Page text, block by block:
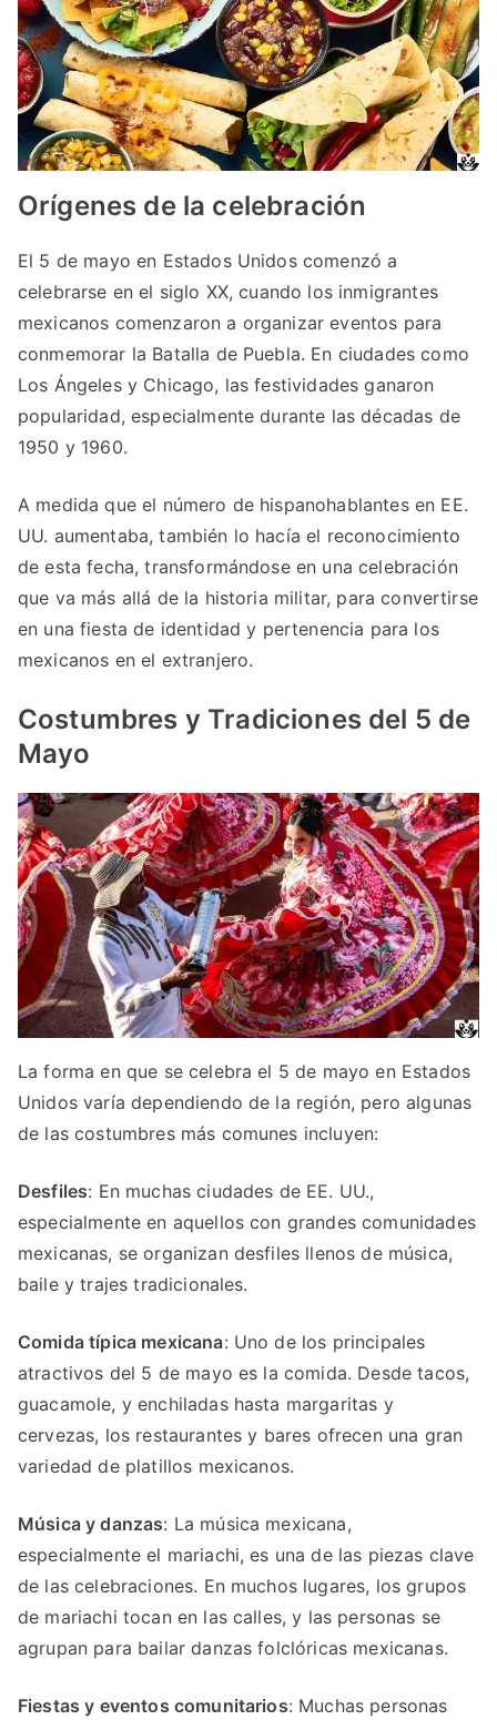
Orígenes de la celebración
El 5 de mayo en Estados Unidos comenzó a
celebrarse en el siglo XX, cuando los inmigrantes
mexicanos comenzaron a organizar eventos para
conmemorar la Batalla de Puebla. En ciudades como
Los Ángeles y Chicago, las festividades ganaron
popularidad, especialmente durante las décadas de
1950 y 1960.
A medida que el número de hispanohablantes en EE.
UU. aumentaba, también lo hacía el reconocimiento
de esta fecha, transformándose en una celebración
que va más allá de la historia militar, para convertirse
en una fiesta de identidad y pertenencia para los
mexicanos en el extranjero.
Costumbres y Tradiciones del 5 de
Mayo
La forma en que se celebra el 5 de mayo en Estados
Unidos varía dependiendo de la región, pero algunas
de las costumbres más comunes incluyen:
Desfiles: En muchas ciudades de EE. UU.,
especialmente en aquellos con grandes comunidades
mexicanas, se organizan desfiles llenos de música,
baile y trajes tradicionales.
Comida típica mexicana: Uno de los principales
atractivos del 5 de mayo es la comida. Desde tacos,
guacamole, y enchiladas hasta margaritas y
cervezas, los restaurantes y bares ofrecen una gran
variedad de platillos mexicanos.
Música y danzas: La música mexicana,
especialmente el mariachi, es una de las piezas clave
de las celebraciones. En muchos lugares, los grupos
de mariachi tocan en las calles, y las personas se
agrupan para bailar danzas folclóricas mexicanas.
Fiestas y eventos comunitarios: Muchas personas